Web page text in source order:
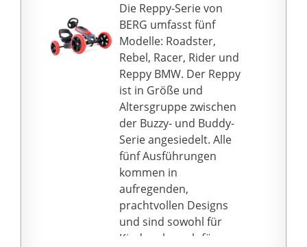
Die Reppy-Serie von
BERG umfasst fünf
Modelle: Roadster,
Rebel, Racer, Rider und
Reppy BMW. Der Reppy
ist in Größe und
Altersgruppe zwischen
der Buzzy- und Buddy-
Serie angesiedelt. Alle
fünf Ausführungen
kommen in
aufregenden,
prachtvollen Designs
und sind sowohl für
Kinder als auch für